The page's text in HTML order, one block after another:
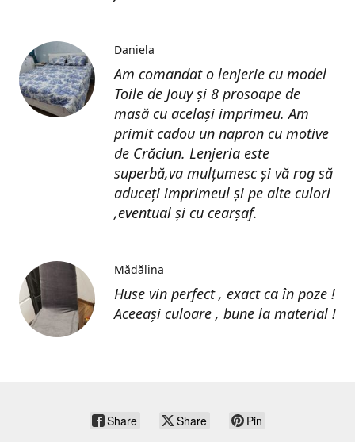
Am comandat o lenjerie cu model
Toile de Jouy și 8 prosoape de
masă cu același imprimeu. Am
primit cadou un napron cu motive
de Crăciun. Lenjeria este
superbă,va mulțumesc și vă rog să
aduceți imprimeul și pe alte culori
,eventual și cu cearșaf.
Daniela
Huse vin perfect , exact ca în poze !
Aceeași culoare , bune la material !
Mădălina
Share Share Pin